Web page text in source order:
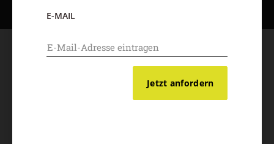
E-MAIL
Jetzt anfordern